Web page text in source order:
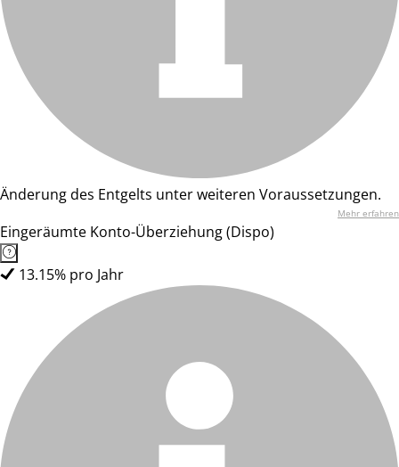
Änderung des Entgelts unter weiteren Voraussetzungen.
Mehr erfahren
Eingeräumte Konto-Überziehung (Dispo)
13.15% pro Jahr